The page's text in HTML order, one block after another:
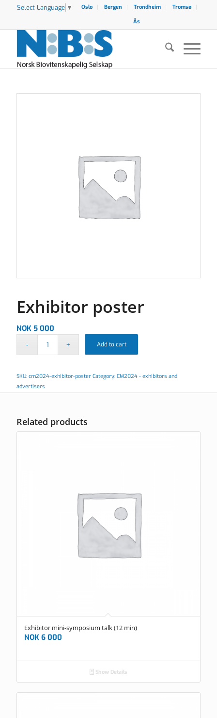
Select Language ▼ Oslo Bergen Trondheim
Tromsø
Ås
Exhibitor poster
NOK5 000
Add to cart
SKU: cm2024-exhibitor-poster Category: CM2024 - exhibitors and
advertisers
Related products
Exhibitor mini-symposium talk (12 min)
NOK6 000
Show Details